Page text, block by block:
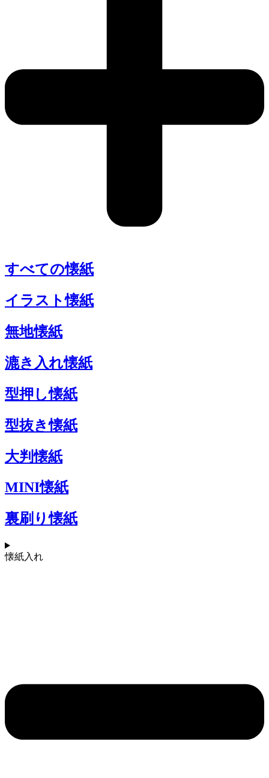
すべての懐紙
イラスト懐紙
無地懐紙
漉き入れ懐紙
型押し懐紙
型抜き懐紙
大判懐紙
MINI懐紙
裏刷り懐紙
懐紙入れ